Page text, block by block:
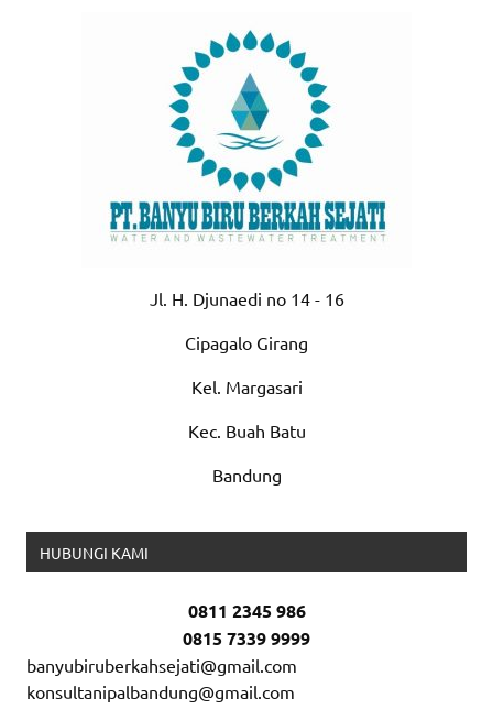
Jl. H. Djunaedi no 14 - 16
Cipagalo Girang
Kel. Margasari
Kec. Buah Batu
Bandung
HUBUNGI KAMI
0811 2345 986
0815 7339 9999
banyubiruberkahsejati@gmail.com
konsultanipalbandung@gmail.com